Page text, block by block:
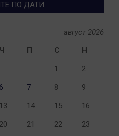
ПО ДАТИ
август 2026
Ч П С Н
1 2
6 7 8 9
13 14 15 16
20 21 22 23